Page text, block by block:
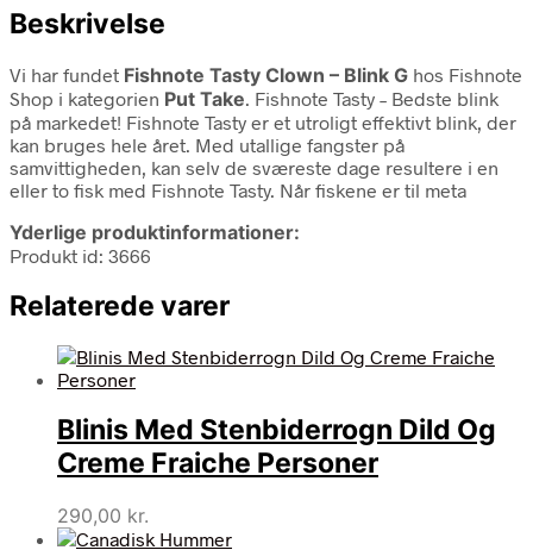
Beskrivelse
Vi har fundet Fishnote Tasty Clown – Blink G hos Fishnote
Shop i kategorien Put Take. Fishnote Tasty – Bedste blink
på markedet! Fishnote Tasty er et utroligt effektivt blink, der
kan bruges hele året. Med utallige fangster på
samvittigheden, kan selv de sværeste dage resultere i en
eller to fisk med Fishnote Tasty. Når fiskene er til meta
Yderlige produktinformationer:
Produkt id: 3666
Relaterede varer
Blinis Med Stenbiderrogn Dild Og
Creme Fraiche Personer
290,00 kr.